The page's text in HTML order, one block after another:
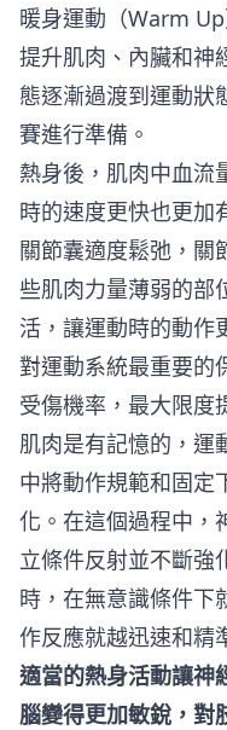
暖身運動（Warm
提升肌肉、內臟和神
態逐漸過渡到運動狀
賽進行準備。
熱身後，肌肉中血流
時的速度更快也更加
關節囊適度鬆弛，關
些肌肉力量薄弱的部
活，讓運動時的動作
對運動系統最重要的
受傷機率，最大限度
肌肉是有記憶的，運
中將動作規範和固定
化。在這個過程中，
立條件反射並不斷強
時，在無意識條件下
作反應就越迅速和精
適當的熱身活動讓神
腦變得更加敏銳，對